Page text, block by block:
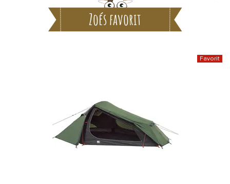
Zoés favorit
Favorit